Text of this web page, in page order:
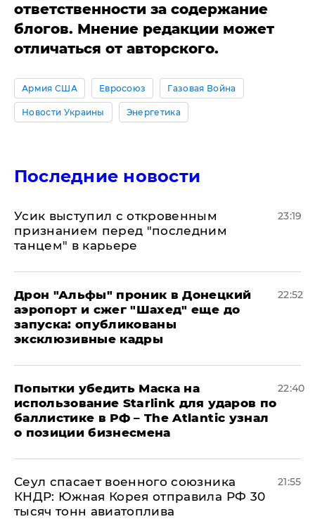
ответственности за содержание
блогов. Мнение редакции может
отличаться от авторского.
Армия США Евросоюз Газовая Война
Новости Украины Энергетика
Последние новости
Усик выступил с откровенным
признанием перед "последним
танцем" в карьере
23:19
Дрон "Альфы" проник в Донецкий
аэропорт и сжег "Шахед" еще до
запуска: опубликованы
эксклюзивные кадры
22:52
Попытки убедить Маска на
использование Starlink для ударов по
баллистике в РФ – The Atlantic узнал
о позиции бизнесмена
22:40
​Сеул спасает военного союзника
КНДР: Южная Корея отправила РФ 30
тысяч тонн авиатоплива
21:55